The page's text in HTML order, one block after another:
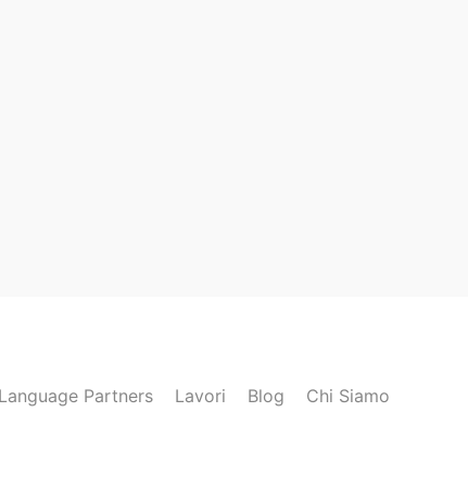
Language Partners Lavori Blog Chi Siamo